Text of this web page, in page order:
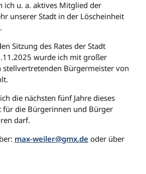
ich u. a. aktives Mitglied der
unserer Stadt in der Löscheinheit
Sitzung des Rates der Stadt
wurde ich mit großer
stellvertretenden Bürgermeister von
die nächsten fünf Jahre dieses
für die Bürgerinnen und Bürger
darf.
max-weiler@gmx.de oder über